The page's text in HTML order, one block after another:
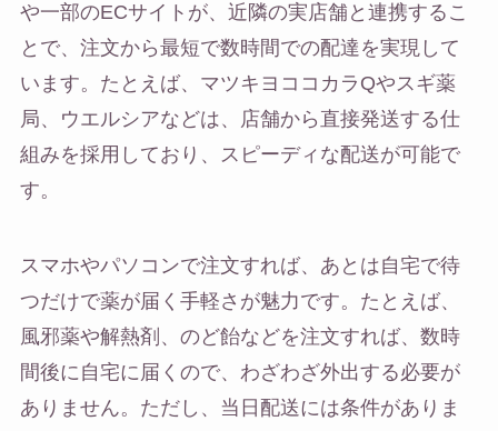
や一部のECサイトが、近隣の実店舗と連携するこ
とで、注文から最短で数時間での配達を実現して
います。たとえば、マツキヨココカラQやスギ薬
局、ウエルシアなどは、店舗から直接発送する仕
組みを採用しており、スピーディな配送が可能で
す。
スマホやパソコンで注文すれば、あとは自宅で待
つだけで薬が届く手軽さが魅力です。たとえば、
風邪薬や解熱剤、のど飴などを注文すれば、数時
間後に自宅に届くので、わざわざ外出する必要が
ありません。ただし、当日配送には条件がありま